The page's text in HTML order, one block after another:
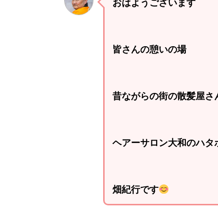
皆さんの憩いの場
昔ながらの街の散髪屋さ
ヘアーサロン大和のハタ
畑紀行です